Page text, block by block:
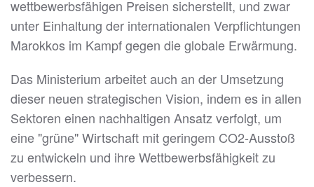
wettbewerbsfähigen Preisen sicherstellt, und zwar
unter Einhaltung der internationalen Verpflichtungen
Marokkos im Kampf gegen die globale Erwärmung.
Das Ministerium arbeitet auch an der Umsetzung
dieser neuen strategischen Vision, indem es in allen
Sektoren einen nachhaltigen Ansatz verfolgt, um
eine "grüne" Wirtschaft mit geringem CO2-Ausstoß
zu entwickeln und ihre Wettbewerbsfähigkeit zu
verbessern.